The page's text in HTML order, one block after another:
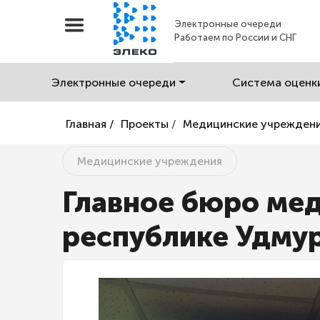
Электронные очереди
Работаем по России и СНГ
Электронные очереди Система
Главная / Проекты / Медицинские
Медицинские учреждения
Главное бюро
республике